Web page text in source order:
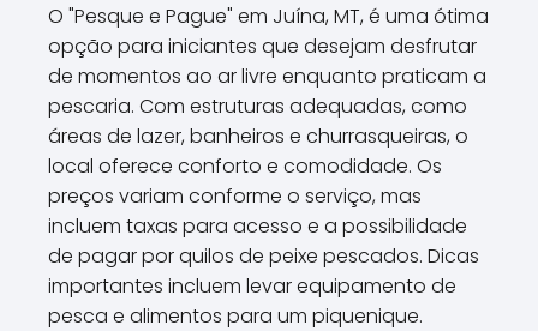
O "Pesque e Pague" em Juína, MT, é uma ótima
opção para iniciantes que desejam desfrutar
de momentos ao ar livre enquanto praticam a
pescaria. Com estruturas adequadas, como
áreas de lazer, banheiros e churrasqueiras, o
local oferece conforto e comodidade. Os
preços variam conforme o serviço, mas
incluem taxas para acesso e a possibilidade
de pagar por quilos de peixe pescados. Dicas
importantes incluem levar equipamento de
pesca e alimentos para um piquenique.